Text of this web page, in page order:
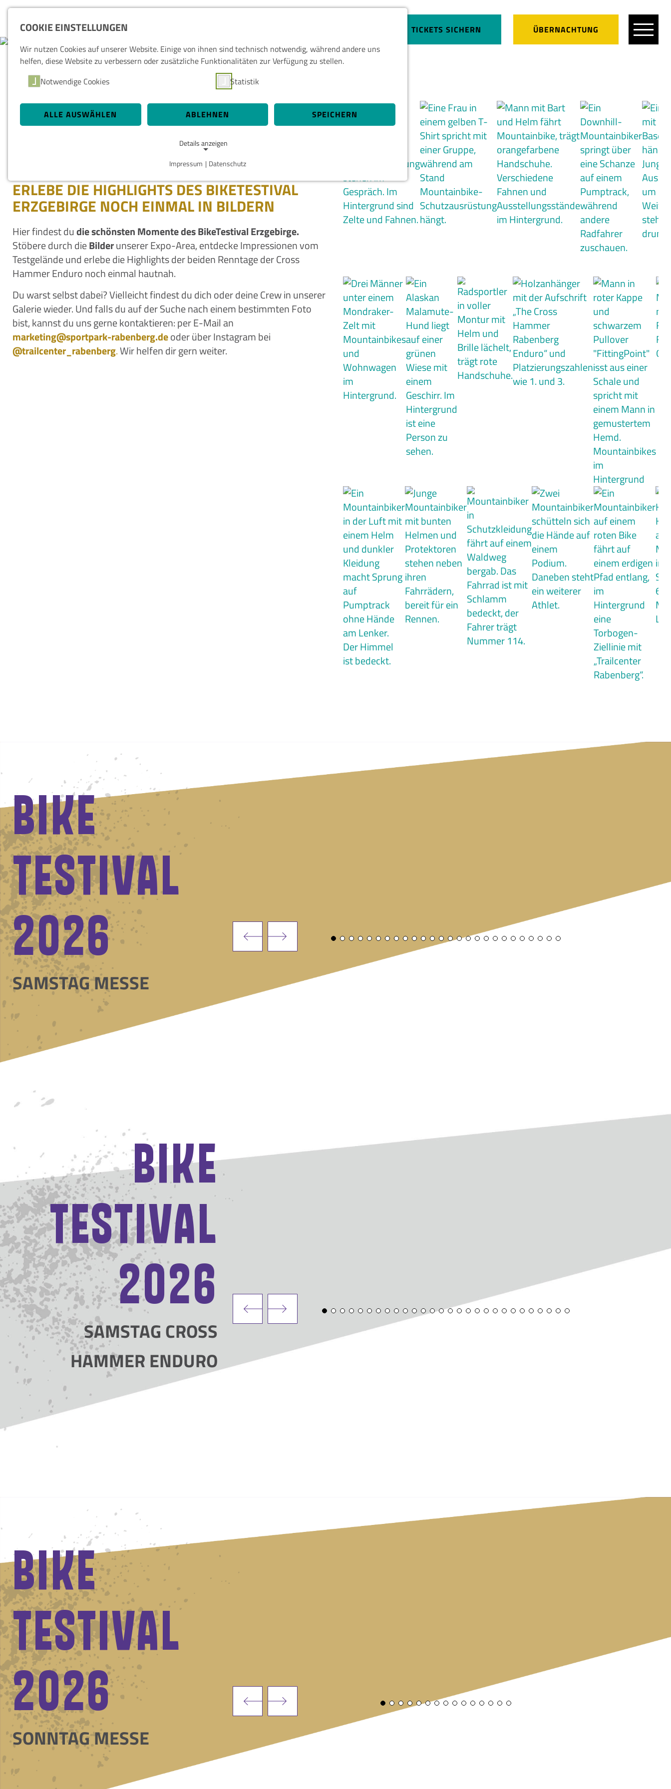
TICKETS SICHERN ÜBERNACHTUNG
GALLERY
SWIPE DICH ZURÜCK INS
ERLEBE DIE HIGHLIGHTS DES BIKETESTIVAL
ERZGEBIRGE NOCH EINMAL IN BILDERN
Hier findest dudie schönsten Momente des BikeTestival Erzgebirge.
Stöbere durch dieBilderunserer Expo-Area, entdecke Impressionen vom
Testgelände und erlebe die Highlights der beiden Renntage der Cross
Hammer Enduro noch einmal hautnah.
Du warst selbst dabei? Vielleicht findest du dich oder deine Crew in unserer
Galerie wieder. Und falls du auf der Suche nach einem bestimmten Foto
bist, kannst du uns gerne kontaktieren: per E-Mail an
marketing@sportpark-rabenberg.deoder über Instagram bei
@trailcenter_rabenberg.Wir helfen dir gern weiter.
BIKE
TESTIVAL
2026
SAMSTAG MESSE
BIKE
TESTIVAL
2026
SAMSTAG CROSS
HAMMER ENDURO
BIKE
TESTIVAL
2026
SONNTAG MESSE
COOKIE EINSTELLUNGEN
Wir nutzen Cookies auf unserer Website. Einige von ihnen sind technisch notwendig, während andere uns
helfen, diese Website zu verbessern oder zusätzliche Funktionalitäten zur Verfügung zu stellen.
Notwendige Cookies
Statistik
ALLE AUSWÄHLEN ABLEHNEN SPEICHERN
Details anzeigen
Notwendige Cookies ermöglichen grundlegende Funktionen und sind für die einwandfreie Funktion der
Website erforderlich.
Name:
cookie_consent
Zweck:
Dieser Cookie speichert die ausgewählten Einverständnis-Optionen des
Benutzers
Cookie Laufzeit:
1 Jahr
STATISTIK
Mit Hilfe dieser Cookies sind wir bemüht unser Angebot für Sie noch attraktiver zu gestalten. Mittels
pseudonymisierter Daten von Websitenutzern kann der Nutzerfluss analysiert und beurteilt werden. Dies
Impressum | Datenschutz